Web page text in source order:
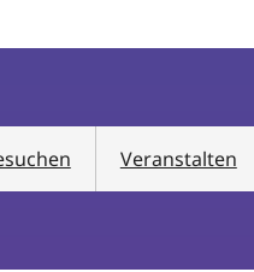
Veranstalten